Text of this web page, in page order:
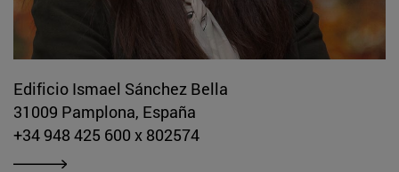
Edificio Ismael Sánchez Bella
31009 Pamplona, España
+34 948 425 600 x 802574